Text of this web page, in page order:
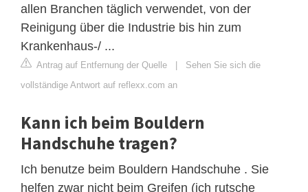
allen Branchen täglich verwendet, von der
Reinigung über die Industrie bis hin zum
Krankenhaus-/ ...
Antrag auf Entfernung der Quelle | Sehen Sie sich die
vollständige Antwort auf reflexx.com an
Kann ich beim Bouldern
Handschuhe tragen?
Ich benutze beim Bouldern Handschuhe . Sie
helfen zwar nicht beim Greifen (ich rutsche